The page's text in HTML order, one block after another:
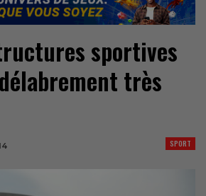
sportives
très
SPORT